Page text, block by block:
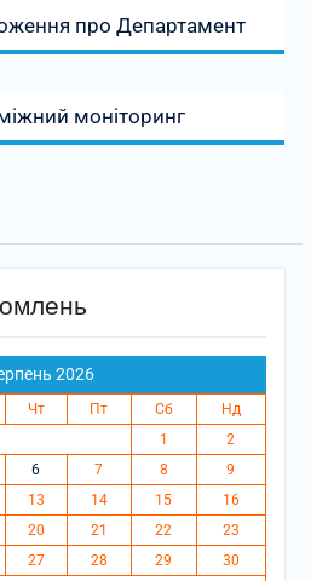
про Департамент
моніторинг
2026
Чт Пт Сб
Нд
1
2
6 7 8
9
13 14 15
16
20 21 22
23
27 28 29
30